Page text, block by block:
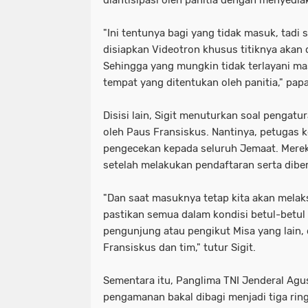
"Ini tentunya bagi yang tidak masuk, tadi
disiapkan Videotron khusus titiknya akan
Sehingga yang mungkin tidak terlayani
tempat yang ditentukan oleh panitia,"
Disisi lain, Sigit menuturkan soal
oleh Paus Fransiskus. Nantinya, petugas
pengecekan kepada seluruh Jemaat.
setelah melakukan pendaftaran serta
"Dan saat masuknya tetap kita akan
pastikan semua dalam kondisi betul-betul
pengunjung atau pengikut Misa yang lain,
Fransiskus dan tim," tutur Sigit.
Sementara itu, Panglima TNI Jenderal
pengamanan bakal dibagi menjadi tiga